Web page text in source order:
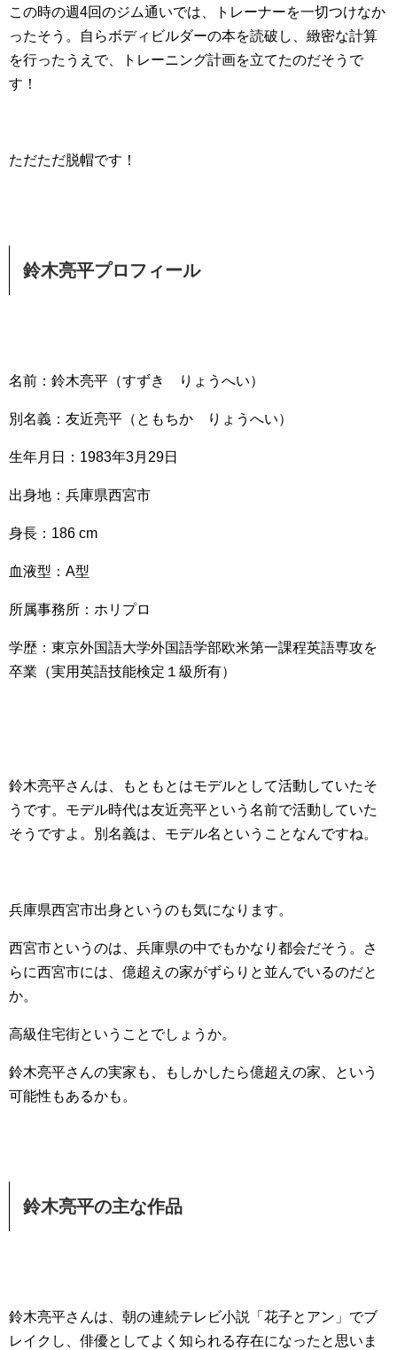
この時の週4回のジム通いでは、トレーナーを一切つけなか
ったそう。自らボディビルダーの本を読破し、緻密な計算
を行ったうえで、トレーニング計画を立てたのだそうで
す！
ただただ脱帽です！
鈴木亮平プロフィール
名前：鈴木亮平（すずき りょうへい）
別名義：友近亮平（ともちか りょうへい）
生年月日：1983年3月29日
出身地：兵庫県西宮市
身長：186 cm
血液型：A型
所属事務所：ホリプロ
学歴：東京外国語大学外国語学部欧米第一課程英語専攻を
卒業（実用英語技能検定１級所有）
鈴木亮平さんは、もともとはモデルとして活動していたそ
うです。モデル時代は友近亮平という名前で活動していた
そうですよ。別名義は、モデル名ということなんですね。
兵庫県西宮市出身というのも気になります。
西宮市というのは、兵庫県の中でもかなり都会だそう。さ
らに西宮市には、億超えの家がずらりと並んでいるのだと
か。
高級住宅街ということでしょうか。
鈴木亮平さんの実家も、もしかしたら億超えの家、という
可能性もあるかも。
鈴木亮平の主な作品
鈴木亮平さんは、朝の連続テレビ小説「花子とアン」でブ
レイクし、俳優としてよく知られる存在になったと思いま